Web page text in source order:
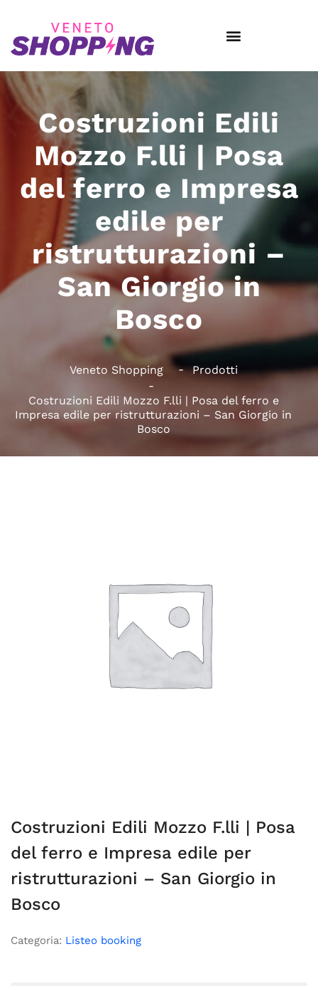
Costruzioni Edili
Mozzo F.lli | Posa
del ferro e Impresa
edile per
ristrutturazioni –
San Giorgio in
Bosco
Veneto Shopping Prodotti
Costruzioni Edili Mozzo F.lli | Posa del ferro e
Impresa edile per ristrutturazioni – San Giorgio in
Bosco
Costruzioni Edili Mozzo F.lli | Posa
del ferro e Impresa edile per
ristrutturazioni – San Giorgio in
Bosco
Categoria: Listeo booking